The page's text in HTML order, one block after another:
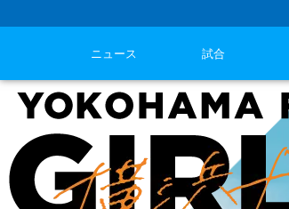
ニュース 試合